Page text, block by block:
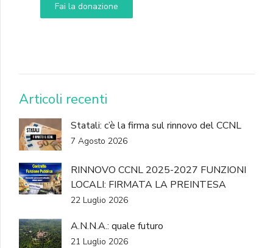
Fai la donazione
DONA
Articoli recenti
Statali: c’è la firma sul rinnovo del CCNL
7 Agosto 2026
RINNOVO CCNL 2025-2027 FUNZIONI
LOCALI: FIRMATA LA PREINTESA
22 Luglio 2026
A.N.N.A.: quale futuro
21 Luglio 2026